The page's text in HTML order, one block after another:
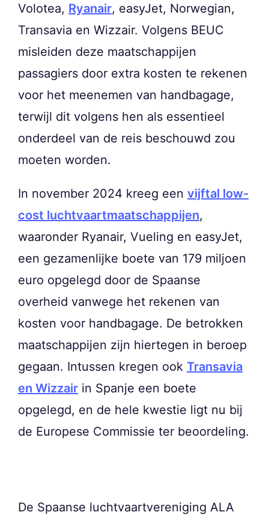
Volotea, Ryanair, easyJet, Norwegian,
Transavia en Wizzair. Volgens BEUC
misleiden deze maatschappijen
passagiers door extra kosten te rekenen
voor het meenemen van handbagage,
terwijl dit volgens hen als essentieel
onderdeel van de reis beschouwd zou
moeten worden.
In november 2024 kreeg een vijftal low-
cost luchtvaartmaatschappijen,
waaronder Ryanair, Vueling en easyJet,
een gezamenlijke boete van 179 miljoen
euro opgelegd door de Spaanse
overheid vanwege het rekenen van
kosten voor handbagage. De betrokken
maatschappijen zijn hiertegen in beroep
gegaan. Intussen kregen ook Transavia
en Wizzair in Spanje een boete
opgelegd, en de hele kwestie ligt nu bij
de Europese Commissie ter beoordeling.
De Spaanse luchtvaartvereniging ALA